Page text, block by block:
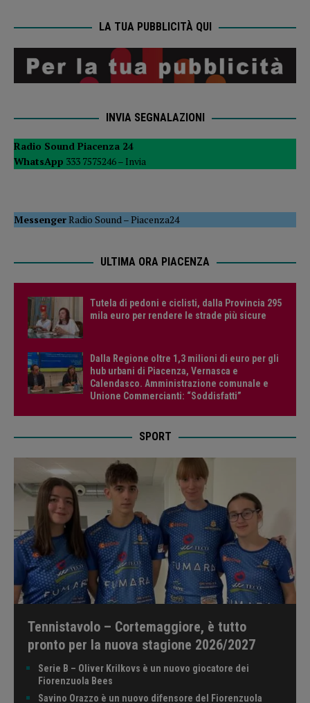
LA TUA PUBBLICITÀ QUI
INVIA SEGNALAZIONI
Radio Sound Piacenza 24
WhatsApp 333 7575246 – Invia
MessengerRadio Sound –Piacenza24
ULTIMA ORA PIACENZA
Tutela di pedoni e ciclisti, dalla Provincia 295
mila euro per rendere le strade più sicure
Dalla Regione oltre 1,3 milioni di euro per gli
hub urbani di Piacenza, Vernasca e
Calendasco. Amministrazione comunale e
Unione Commercianti: “Soddisfatti”
SPORT
Tennistavolo – Cortemaggiore, è tutto
pronto per la nuova stagione 2026/2027
Serie B – Oliver Krilkovs è un nuovo giocatore dei
Fiorenzuola Bees
Savino Orazzo è un nuovo difensore del Fiorenzuola